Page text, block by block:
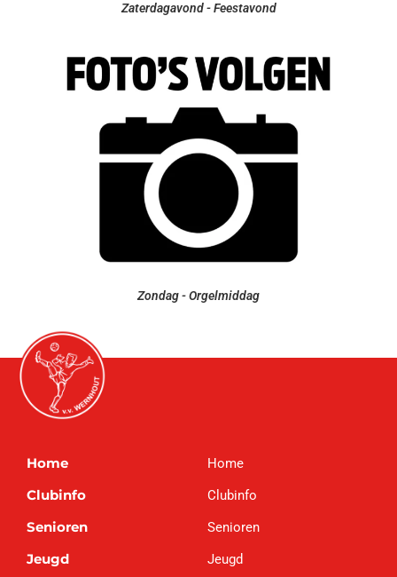
Zaterdagavond - Feestavond
Zondag - Orgelmiddag
Home
Clubinfo
Senioren
Jeugd
Home
Clubinfo
Senioren
Jeugd